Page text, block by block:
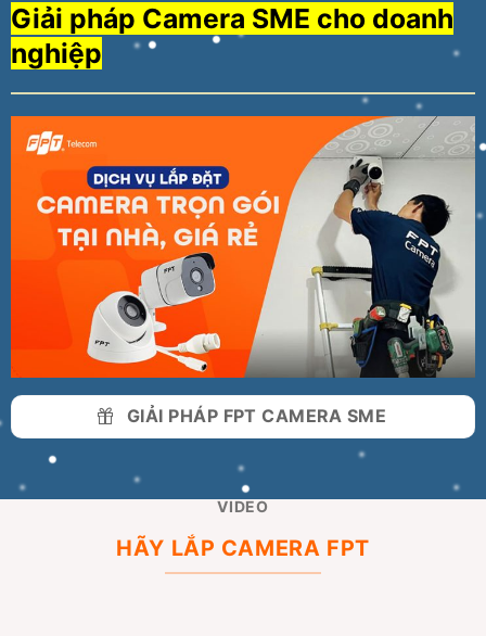
Giải pháp Camera SME cho doanh
nghiệp
GIẢI PHÁP FPT CAMERA SME
VIDEO
HÃY LẮP CAMERA FPT